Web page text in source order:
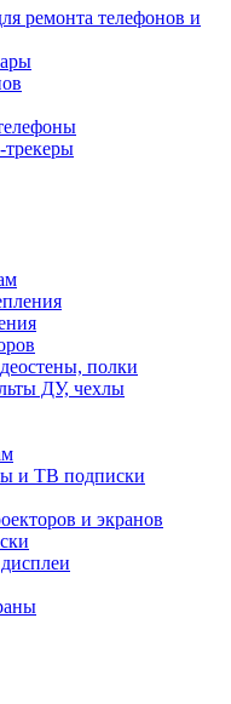
ремонта телефонов и
полки
ДУ, чехлы
и ТВ подписки
и экранов